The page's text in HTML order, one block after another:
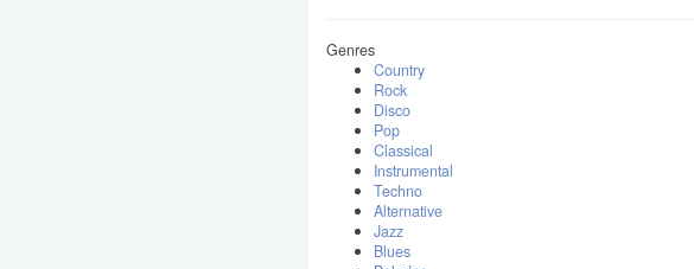
Genres
Country
Rock
Disco
Pop
Classical
Instrumental
Techno
Alternative
Jazz
Blues